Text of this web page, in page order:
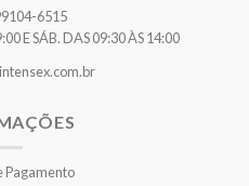
6515
E SÁB. DAS 09:30 ÀS 14:00
Pagamento